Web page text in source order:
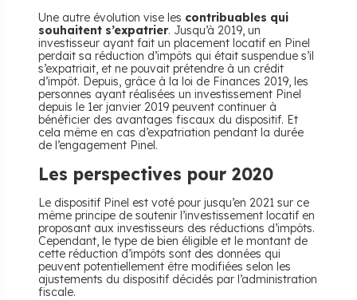
Une autre évolution vise les contribuables qui
souhaitent s’expatrier. Jusqu’à 2019, un
investisseur ayant fait un placement locatif en Pinel
perdait sa réduction d’impôts qui était suspendue s’il
s’expatriait, et ne pouvait prétendre à un crédit
d’impôt. Depuis, grâce à la loi de Finances 2019, les
personnes ayant réalisées un investissement Pinel
depuis le 1er janvier 2019 peuvent continuer à
bénéficier des avantages fiscaux du dispositif. Et
cela même en cas d’expatriation pendant la durée
de l’engagement Pinel.
Les perspectives pour 2020
Le dispositif Pinel est voté pour jusqu’en 2021 sur ce
même principe de soutenir l’investissement locatif en
proposant aux investisseurs des réductions d’impôts.
Cependant, le type de bien éligible et le montant de
cette réduction d’impôts sont des données qui
peuvent potentiellement être modifiées selon les
ajustements du dispositif décidés par l’administration
fiscale.